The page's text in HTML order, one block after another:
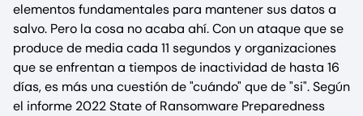
elementos fundamentales para mantener sus datos a
salvo. Pero la cosa no acaba ahí. Con un ataque que se
produce de media cada 11 segundos y organizaciones
que se enfrentan a tiempos de inactividad de hasta 16
días, es más una cuestión de "cuándo" que de "si". Según
el informe 2022 State of Ransomware Preparedness